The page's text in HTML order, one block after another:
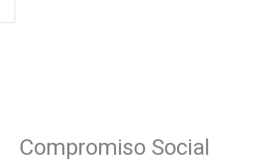
Compromiso Social